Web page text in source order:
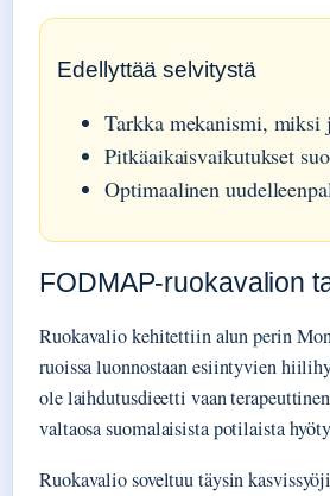
Edellyttää selvitystä
Tarkka mekanismi,
Pitkäaikaisvaikutukset
Optimaalinen
FODMAP-ruokavalion
Ruokavalio kehitettiin alun perin
ruoissa luonnostaan esiintyvien
ole laihdutusdieetti vaan
valtaosa suomalaisista potilaista
Ruokavalio soveltuu täysin